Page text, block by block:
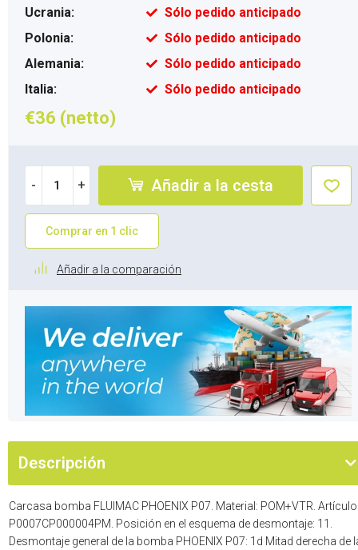
Ucrania:
Sólo pedido anticipado
Polonia:
Sólo pedido anticipado
Alemania:
Sólo pedido anticipado
Italia:
Sólo pedido anticipado
€36 (netto)
- + Añadir a la cesta
Comprar en 1 clic
Añadir a la comparación
Descripción
Carcasa bomba FLUIMAC PHOENIX P07. Material: POM+VTR.
P0007CP000004PM. Posición en el esquema de desmontaje: 11.
Desmontaje general de la bomba PHOENIX P07: 1d Mitad derecha de